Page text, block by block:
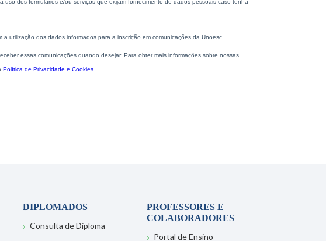
DIPLOMADOS
Consulta de Diploma
PROFESSORES E
COLABORADORES
Portal de Ensino